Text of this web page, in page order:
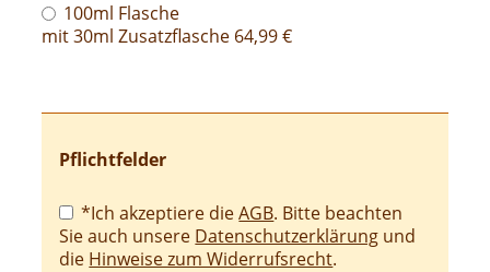
100ml Flasche
mit 30ml Zusatzflasche 64,99 €
Pflichtfelder
Pflichtfeld
*Ich akzeptiere dieAGB. Bitte beachten
Sie auch unsere Datenschutzerklärung und
die Hinweise zum Widerrufsrecht.